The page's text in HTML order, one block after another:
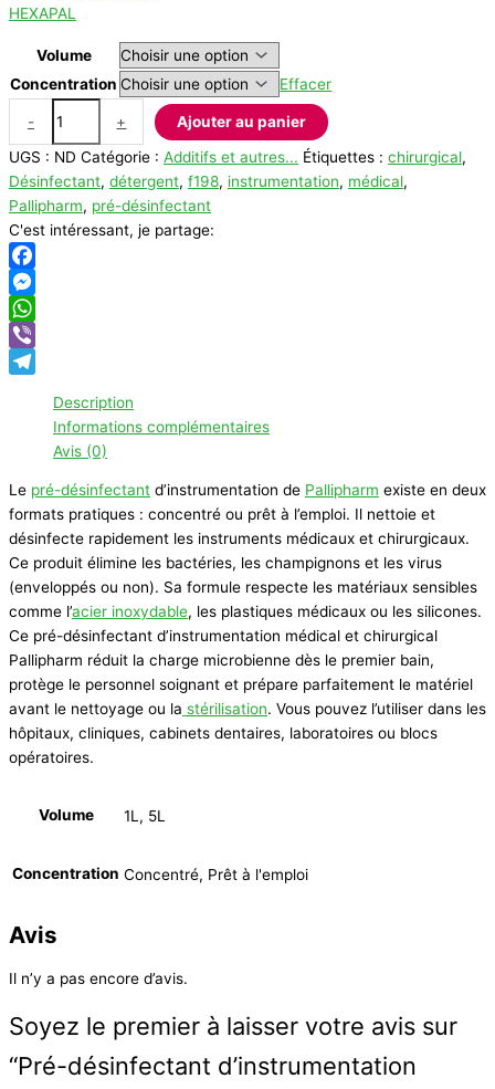
HEXAPAL
Volume
Concentration
Effacer
-
Pré-
désinfectant
d'instrumentation
Pallipharm
+
Ajouter au panier
UGS : ND Catégorie : Additifs et autres... Étiquettes : chirurgical,
Désinfectant, détergent, f198, instrumentation, médical,
Pallipharm, pré-désinfectant
C'est intéressant, je partage:
Facebook
Messenger
WhatsApp
Viber
Description
Informations complémentaires
Avis (0)
Le pré-désinfectant d’instrumentation de Pallipharm existe en deux
formats pratiques : concentré ou prêt à l’emploi. Il nettoie et
désinfecte rapidement les instruments médicaux et chirurgicaux.
Ce produit élimine les bactéries, les champignons et les virus
(enveloppés ou non). Sa formule respecte les matériaux sensibles
comme l’acier inoxydable, les plastiques médicaux ou les silicones.
Ce pré-désinfectant d’instrumentation médical et chirurgical
Pallipharm réduit la charge microbienne dès le premier bain,
protège le personnel soignant et prépare parfaitement le matériel
avant le nettoyage ou la stérilisation. Vous pouvez l’utiliser dans les
hôpitaux, cliniques, cabinets dentaires, laboratoires ou blocs
opératoires.
Volume 1L, 5L
Concentration Concentré, Prêt à l'emploi
Avis
Il n’y a pas encore d’avis.
Soyez le premier à laisser votre avis sur
“Pré-désinfectant d’instrumentation